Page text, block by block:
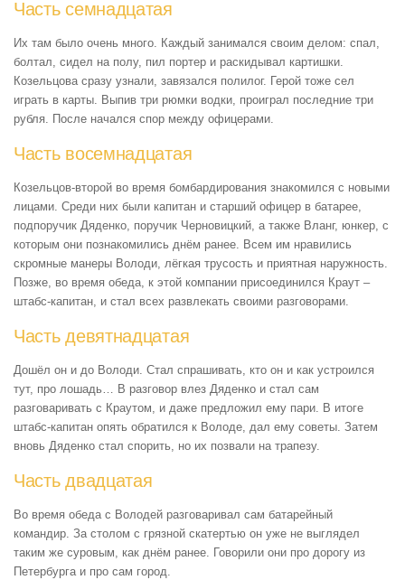
Часть семнадцатая
Их там было очень много. Каждый занимался своим делом: спал,
болтал, сидел на полу, пил портер и раскидывал картишки.
Козельцова сразу узнали, завязался полилог. Герой тоже сел
играть в карты. Выпив три рюмки водки, проиграл последние три
рубля. После начался спор между офицерами.
Часть восемнадцатая
Козельцов-второй во время бомбардирования знакомился с новыми
лицами. Среди них были капитан и старший офицер в батарее,
подпоручик Дяденко, поручик Черновицкий, а также Вланг, юнкер, с
которым они познакомились днём ранее. Всем им нравились
скромные манеры Володи, лёгкая трусость и приятная наружность.
Позже, во время обеда, к этой компании присоединился Краут –
штабс-капитан, и стал всех развлекать своими разговорами.
Часть девятнадцатая
Дошёл он и до Володи. Стал спрашивать, кто он и как устроился
тут, про лошадь… В разговор влез Дяденко и стал сам
разговаривать с Краутом, и даже предложил ему пари. В итоге
штабс-капитан опять обратился к Володе, дал ему советы. Затем
вновь Дяденко стал спорить, но их позвали на трапезу.
Часть двадцатая
Во время обеда с Володей разговаривал сам батарейный
командир. За столом с грязной скатертью он уже не выглядел
таким же суровым, как днём ранее. Говорили они про дорогу из
Петербурга и про сам город.